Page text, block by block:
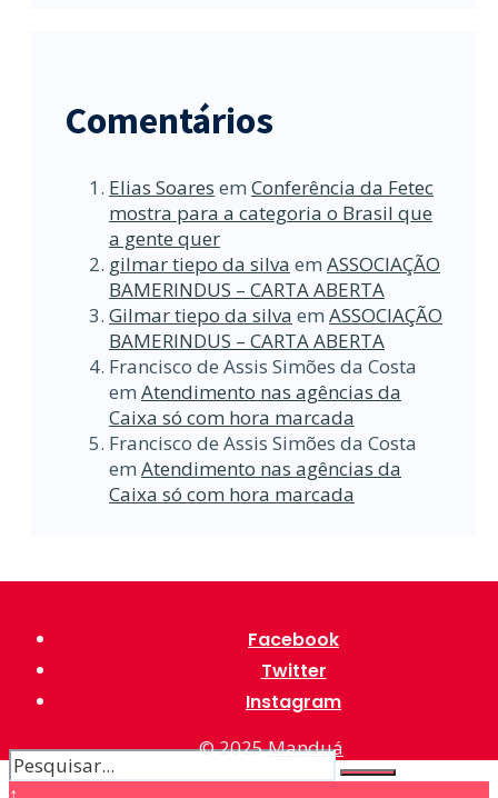
Comentários
Elias Soares em Conferência da Fetec
mostra para a categoria o Brasil que
a gente quer
gilmar tiepo da silva em ASSOCIAÇÃO
BAMERINDUS – CARTA ABERTA
Gilmar tiepo da silva em ASSOCIAÇÃO
BAMERINDUS – CARTA ABERTA
Francisco de Assis Simões da Costa
em Atendimento nas agências da
Caixa só com hora marcada
Francisco de Assis Simões da Costa
em Atendimento nas agências da
Caixa só com hora marcada
Facebook
Twitter
Instagram
© 2025Manduá